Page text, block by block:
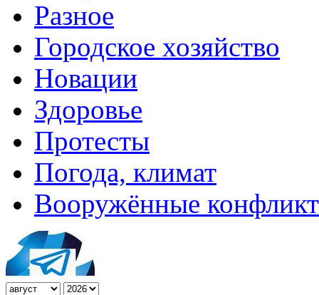
Разное
Городское хозяйство
Новации
Здоровье
Протесты
Погода, климат
Вооружённые